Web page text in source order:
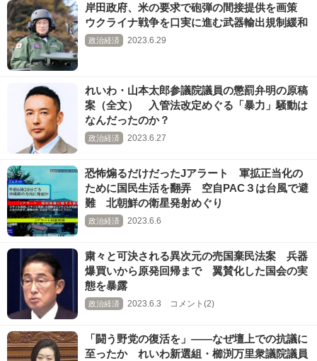
岸田政府、米の要求で砲弾の間接提供を画策
ウクライナ戦争を口実に進む武器輸出規制緩和
政治経済 2023.6.29
れいわ・山本太郎参議院議員の懲罰弁明の原稿
案（全文） 入管法改定めぐる「暴力」騒動は
なんだったのか？
政治経済 2023.6.27
恐怖煽るだけだったJアラート 軍拡正当化の
ために国民生活を翻弄 空自PAC３は台風で避
難 北朝鮮の衛星発射めぐり
政治経済 2023.6.6
粛々と可決される異次元の売国棄民法案 兵器
爆買いから原発回帰まで 翼賛化した国会の実
態を暴露
政治経済 2023.6.3 コメント(2)
「闘う野党の復活を」――なぜ壇上での抗議に
至ったか れいわ新選組・櫛渕万里衆議院議員